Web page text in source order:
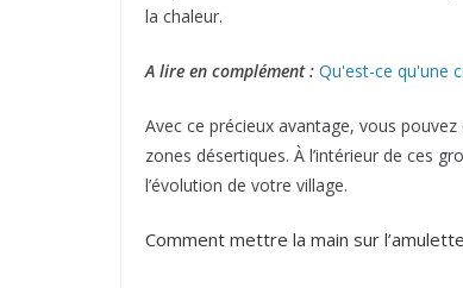
la chaleur.
A lire en complément : Qu'est-ce qu'une
Avec ce précieux avantage, vous
zones désertiques. À l’intérieur de ces
l’évolution de votre village.
Comment mettre la main sur